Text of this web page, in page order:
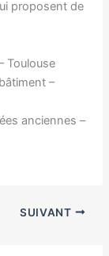
proposent de
Toulouse
–
anciennes –
SUIVANT